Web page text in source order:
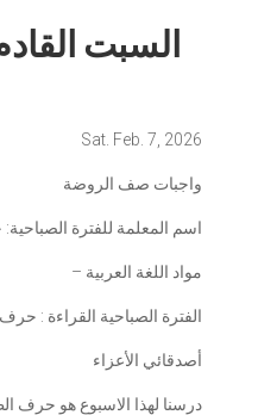
Sat. Feb. 7, 2026
واجبات صف الروضة
اسم المعلمة للفترة الصباحية:
مواد اللغة العربية –
الفترة الصباحية القراءة :
أصدقائي الأعزاء
درسنا لهذا الاسبوع هو حرف